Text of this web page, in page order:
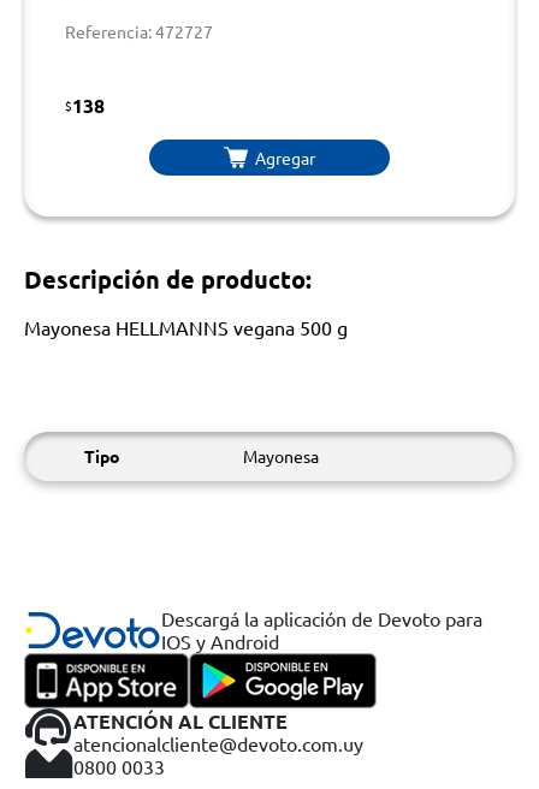
Referencia: 472727
$138
Agregar
Descripción de producto:
Mayonesa HELLMANNS vegana 500 g
Tipo Mayonesa
Descargá la aplicación de Devoto para
IOS y Android
ATENCIÓN AL CLIENTE
atencionalcliente@devoto.com.uy
0800 0033